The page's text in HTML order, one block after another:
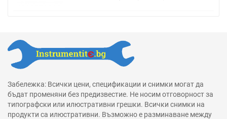
Забележка: Всички цени, спецификации и снимки могат да
бъдат променяни без предизвестие. Не носим отговорност за
типографски или илюстративни грешки. Всички снимки на
продукти са илюстративни. Възможно е разминаване между